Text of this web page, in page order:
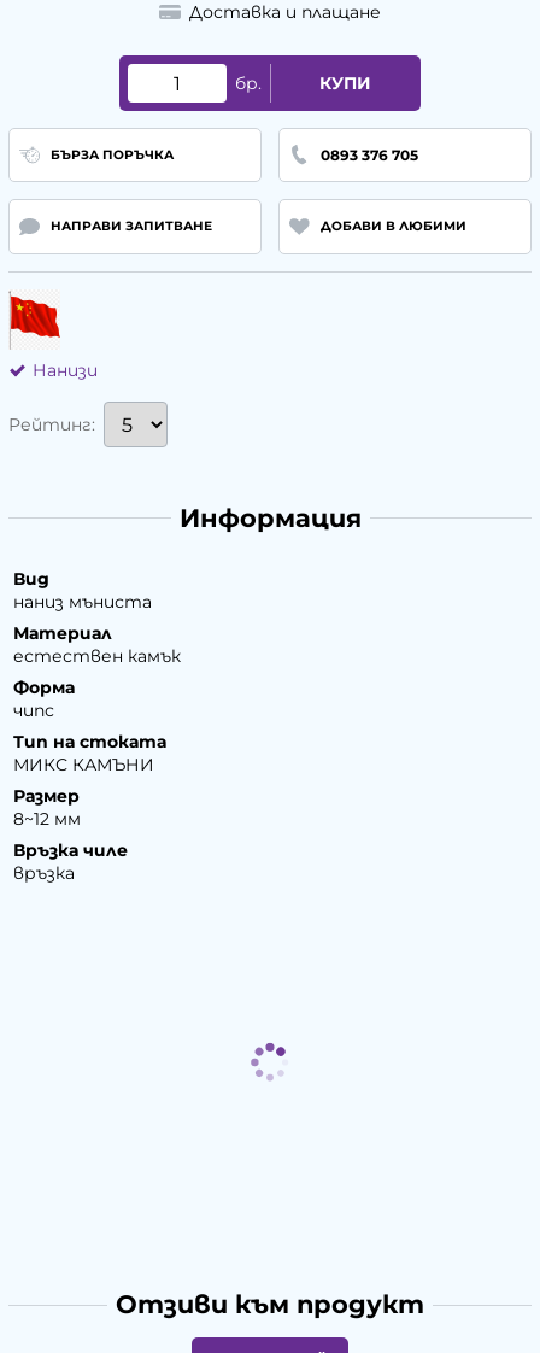
Доставка и плащане
бр. КУПИ
БЪРЗА ПОРЪЧКА 0893 376 705
НАПРАВИ ЗАПИТВАНЕ ДОБАВИ В ЛЮБИМИ
Нанизи
Рейтинг:
Информация
Вид
наниз мъниста
Материал
естествен камък
Форма
чипс
Тип на стоката
МИКС КАМЪНИ
Размер
8~12 мм
Връзка чиле
връзка
Отзиви към продукт